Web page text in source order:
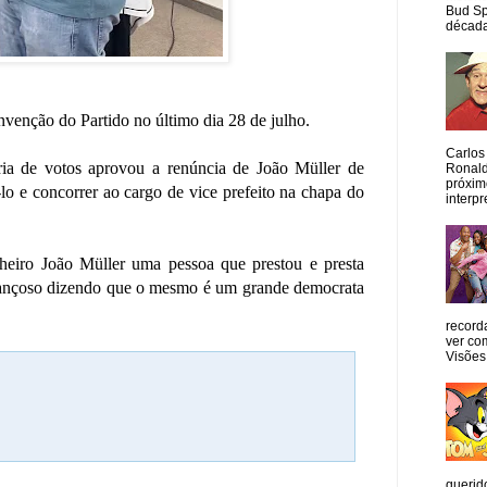
do Partido no último dia 28 de julho.
de votos aprovou a renúncia de João Müller de
e concorrer ao cargo de vice prefeito na chapa do
João Müller uma pessoa que prestou e presta
dizendo que o mesmo é um grande democrata
Bud
Carlos
ver